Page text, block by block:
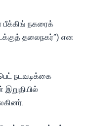
பீக்கிங் நகரைக்
தலைநகர்”) என
நடவடிக்கை